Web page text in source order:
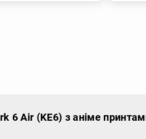
6 Air (KE6) з аніме